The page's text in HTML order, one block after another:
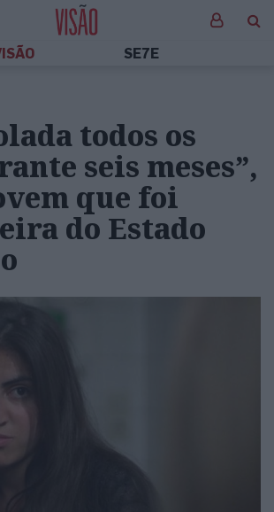
SE7E
todos os
seis meses”,
que foi
do Estado